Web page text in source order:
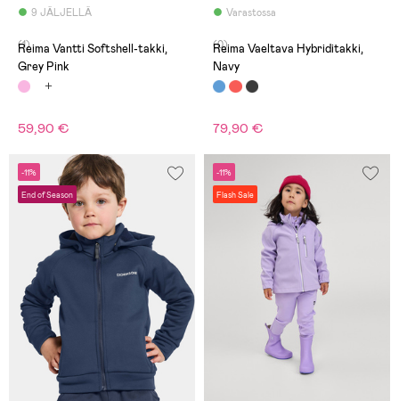
9 JÄLJELLÄ
(1)
Reima Vantti Softshell-takki,
Grey Pink
59,90 €
Varastossa
(0)
Reima Vaeltava Hybriditakki,
Navy
79,90 €
-11%
End of Season
-11%
Flash Sale